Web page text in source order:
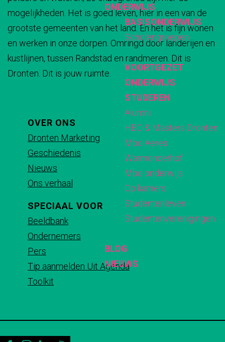
ONDERWIJS
BASISONDERWIJS
Scholengroepen
VOORTGEZET
ONDERWIJS
STUDEREN
Alumni
HBO & Masters Dronten
Mbo Aeres
Warmonderhof
Mbo onderwijs
Op kamers
Studentenleven
Studentenverenigingen
BLOG
NIEUWS
i
m
n
p
a
g
i
n
p
a
g
i
n
p
X
p
a
g
i
n
p
e
-
m
a
l
p
a
g
i
n
p
W
h
t
A
p
p
mogelijkheden. Het is goed leven, hier in een van de
grootste gemeenten van het land. En het is fijn wonen
en werken in onze dorpen. Omringd door landerijen en
kustlijnen, tussen Randstad en randmeren. Dit is
Dronten. Dit is jouw ruimte.
OVER ONS
Dronten Marketing
Geschiedenis
Nieuws
Ons verhaal
SPECIAAL VOOR
Beeldbank
Ondernemers
Pers
Tip aanmelden Uit Agenda
Toolkit